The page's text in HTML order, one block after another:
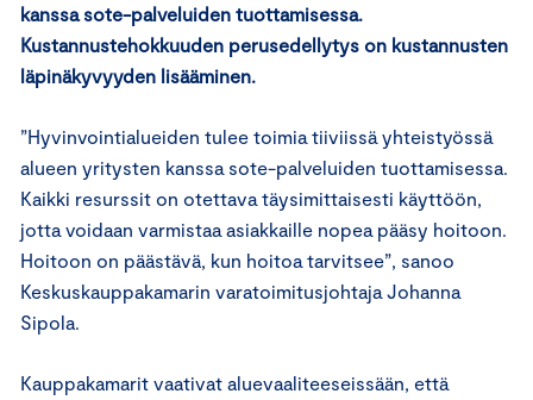
kanssa sote-palveluiden tuottamisessa.
Kustannustehokkuuden perusedellytys on kustannusten
läpinäkyvyyden lisääminen.
”Hyvinvointialueiden tulee toimia tiiviissä yhteistyössä
alueen yritysten kanssa sote-palveluiden tuottamisessa.
Kaikki resurssit on otettava täysimittaisesti käyttöön,
jotta voidaan varmistaa asiakkaille nopea pääsy hoitoon.
Hoitoon on päästävä, kun hoitoa tarvitsee”, sanoo
Keskuskauppakamarin varatoimitusjohtaja Johanna
Sipola.
Kauppakamarit vaativat aluevaaliteeseissään, että